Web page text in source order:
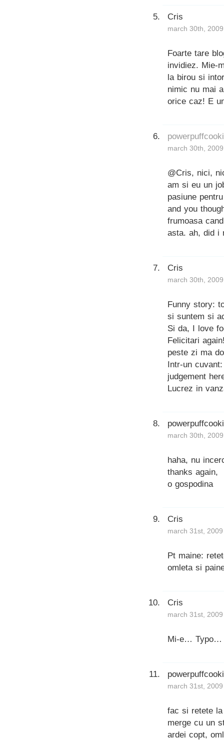
Cris
march 30th,
Foarte tare
invidiez. Mie-
la birou si
nimic nu mai
orice caz! E
march 30th,
@Cris, nici,
am si eu un
pasiune
and you
frumoasa
asta. ah, did i
Cris
march 30th,
Funny story:
si suntem si
Si da, I love
Felicitari
peste zi ma
Intr-un
judgement
Lucrez in
march 30th,
haha, nu
thanks again,
o gospodina
Cris
march 31st,
Pt maine:
omleta si
Cris
march 31st,
Mi-e… Typo…
march 31st,
fac si retete
merge cu un
ardei copt,